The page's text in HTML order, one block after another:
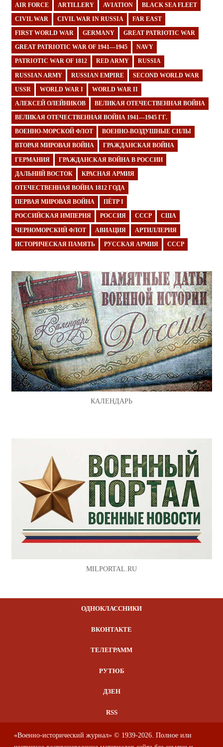
AIR FORCE ARTILLERY AVIATION BLACK SEA FLEET
CIVIL WAR CIVIL WAR IN RUSSIA FAR EAST
FIRST WORLD WAR GERMANY GREAT PATRIOTIC WAR
GREAT PATRIOTIC WAR OF 1941—1945 NAVY
PATRIOTIC WAR OF 1812 RED ARMY RUSSIA
RUSSIAN ARMY RUSSIAN EMPIRE SECOND WORLD WAR
USSR WORLD WAR I WORLD WAR II
АЛЕКСЕЙ ОЛЕЙНИКОВ ВЕЛИКАЯ ОТЕЧЕСТВЕННАЯ ВОЙНА
ВЕЛИКАЯ ОТЕЧЕСТВЕННАЯ ВОЙНА 1941—1945 ГГ.
ВОЕННО-МОРСКОЙ ФЛОТ ВОЕННО-ВОЗДУШНЫЕ СИЛЫ
ВТОРАЯ МИРОВАЯ ВОЙНА ГРАЖДАНСКАЯ ВОЙНА
ГЕРМАНИЯ ГРАЖДАНСКАЯ ВОЙНА В РОССИИ
ДАЛЬНИЙ ВОСТОК КРАСНАЯ АРМИЯ
ОТЕЧЕСТВЕННАЯ ВОЙНА 1812 ГОДА
ПЕРВАЯ МИРОВАЯ ВОЙНА ПЁТР I
РОССИЙСКАЯ ИМПЕРИЯ РОССИЯ СССР США
ЧЕРНОМОРСКИЙ ФЛОТ АВИАЦИЯ АРТИЛЛЕРИЯ
ИСТОРИЧЕСКАЯ ПАМЯТЬ РУССКАЯ АРМИЯ СССР
КАЛЕНДАРЬ
MILPORTAL.RU
ОДНОКЛАССНИКИ
ВКОНТАКТЕ
ТЕЛЕГРАММ
РУТЮБ
ДЗЕН
RSS
«Военно-исторический журнал» © 1939-2026. Полное или